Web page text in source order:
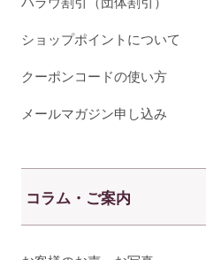
ショップポイントについて
クーポンコードの使い方
メールマガジン申し込み
コラム・ご案内